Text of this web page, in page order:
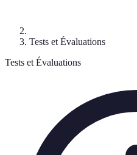
Tests et Évaluations
Tests et Évaluations